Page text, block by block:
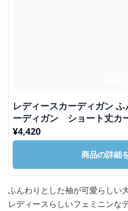
レディースカーディガン
ーディガン ショート丈カ
¥4,420
商品の詳細
ふんわりとした袖が可愛らしい
レディースらしいフェミニンな